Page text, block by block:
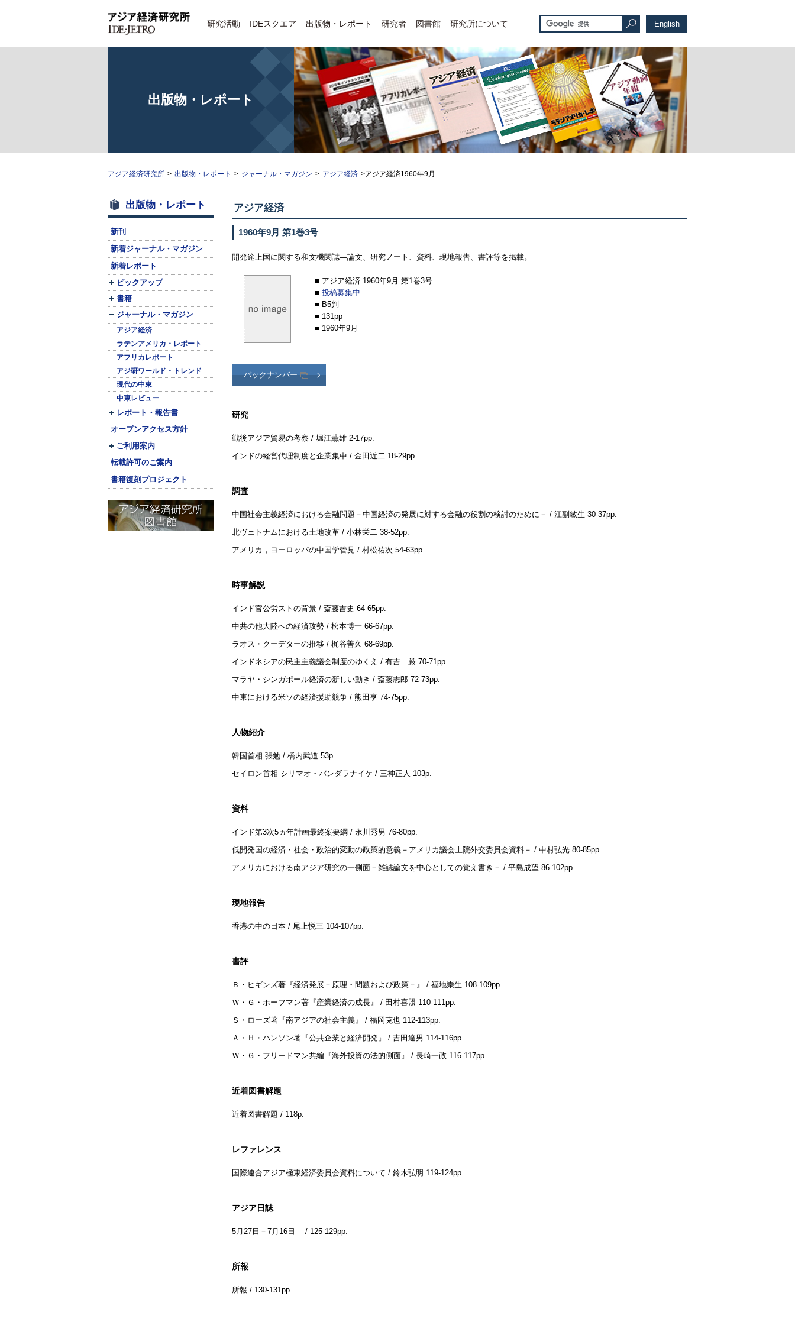
研究活動 IDEスクエア 出版物・レポート 研究者 図書館 研究所について English
出版物・レポート
アジア経済研究所 > 出版物・レポート > ジャーナル・マガジン > アジア経済 >アジア経済1960年9月
出版物・レポート
新刊
新着ジャーナル・マガジン
新着レポート
ピックアップ
書籍
ジャーナル・マガジン
アジア経済
ラテンアメリカ・レポート
アフリカレポート
アジ研ワールド・トレンド
現代の中東
中東レビュー
レポート・報告書
オープンアクセス方針
ご利用案内
転載許可のご案内
書籍復刻プロジェクト
アジア経済
1960年9月 第1巻3号
開発途上国に関する和文機関誌—論文、研究ノート、資料、現地報告、書評等を掲載。
■ アジア経済 1960年9月 第1巻3号
■ 投稿募集中
■ B5判
■ 131pp
■ 1960年9月
バックナンバー
研究
戦後アジア貿易の考察 / 堀江薫雄 2-17pp.
インドの経営代理制度と企業集中 / 金田近二 18-29pp.
調査
中国社会主義経済における金融問題－中国経済の発展に対する金融の役割の検討のために－ / 江副敏生 30-37pp.
北ヴェトナムにおける土地改革 / 小林栄二 38-52pp.
アメリカ，ヨーロッパの中国学管見 / 村松祐次 54-63pp.
時事解説
インド官公労ストの背景 / 斎藤吉史 64-65pp.
中共の他大陸への経済攻勢 / 松本博一 66-67pp.
ラオス・クーデターの推移 / 梶谷善久 68-69pp.
インドネシアの民主主義議会制度のゆくえ / 有吉 厳 70-71pp.
マラヤ・シンガポール経済の新しい動き / 斎藤志郎 72-73pp.
中東における米ソの経済援助競争 / 熊田亨 74-75pp.
人物紹介
韓国首相 張勉 / 橋内武道 53p.
セイロン首相 シリマオ・バンダラナイケ / 三神正人 103p.
資料
インド第3次5ヵ年計画最終案要綱 / 永川秀男 76-80pp.
低開発国の経済・社会・政治的変動の政策的意義－アメリカ議会上院外交委員会資料－ / 中村弘光 80-85pp.
アメリカにおける南アジア研究の一側面－雑誌論文を中心としての覚え書き－ / 平島成望 86-102pp.
現地報告
香港の中の日本 / 尾上悦三 104-107pp.
書評
Ｂ・ヒギンズ著『経済発展－原理・問題および政策－』 / 福地崇生 108-109pp.
Ｗ・Ｇ・ホーフマン著『産業経済の成長』 / 田村喜照 110-111pp.
Ｓ・ローズ著『南アジアの社会主義』 / 福岡克也 112-113pp.
Ａ・Ｈ・ハンソン著『公共企業と経済開発』 / 吉田達男 114-116pp.
Ｗ・Ｇ・フリードマン共編『海外投資の法的側面』 / 長崎一政 116-117pp.
近着図書解題
近着図書解題 / 118p.
レファレンス
国際連合アジア極東経済委員会資料について / 鈴木弘明 119-124pp.
アジア日誌
5月27日－7月16日 / 125-129pp.
所報
所報 / 130-131pp.